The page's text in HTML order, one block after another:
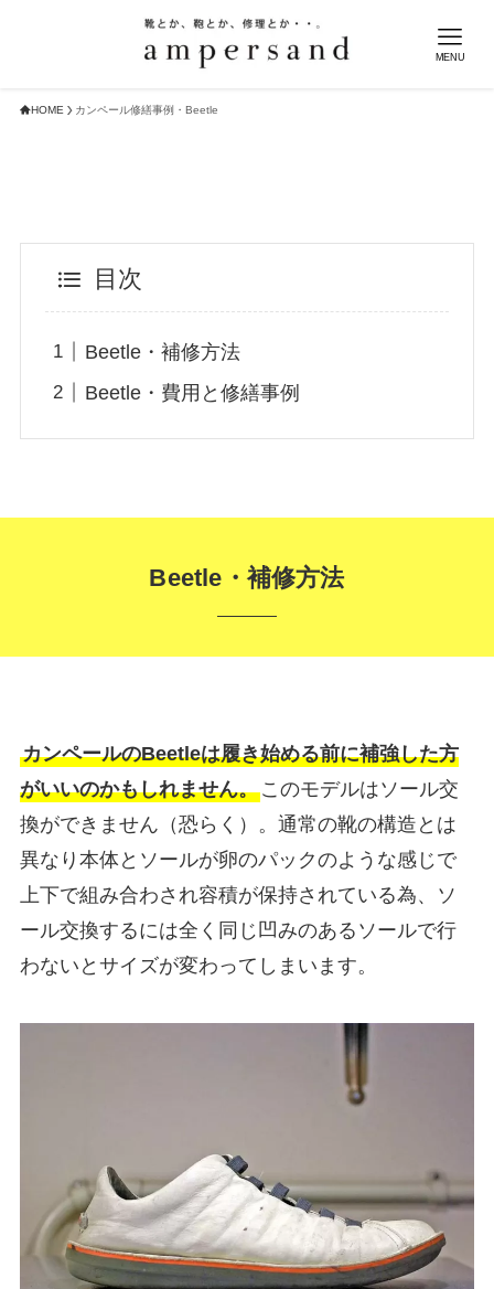
MENU
HOME カンペール修繕事例・Beetle
目次
Beetle・補修方法
Beetle・費用と修繕事例
Beetle・補修方法
カンペールのBeetleは履き始める前に補強した方
がいいのかもしれません。このモデルはソール交
換ができません（恐らく）。通常の靴の構造とは
異なり本体とソールが卵のパックのような感じで
上下で組み合わされ容積が保持されている為、ソ
ール交換するには全く同じ凹みのあるソールで行
わないとサイズが変わってしまいます。